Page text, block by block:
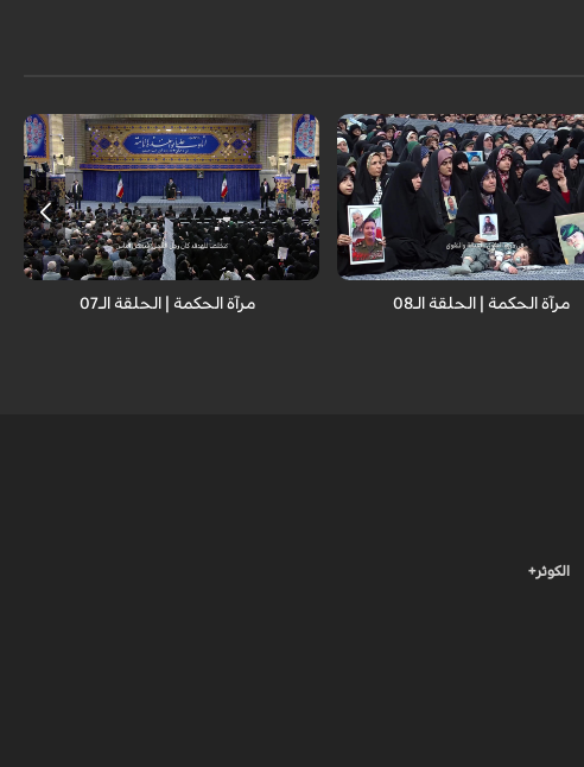
مرآة الحكمة | الحلقة الـ08 مرآة الحکمة | الحلقة الـ07
الكوثر+